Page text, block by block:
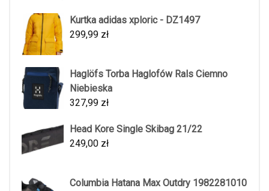
Kurtka adidas xploric - DZ1497
299,99 zł
Haglöfs Torba Haglofów Rals Ciemno
Niebieska
327,99 zł
Head Kore Single Skibag 21/22
249,00 zł
Columbia Hatana Max Outdry 1982281010